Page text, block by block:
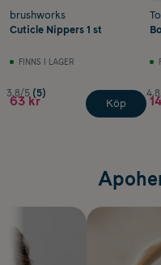
brushworks
Cuticle Nippers 1 st
FINNS I LAGER
3.8/5 (5)
63 kr Köp